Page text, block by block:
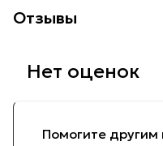
Отзывы
Помогите другим
Нет оценок